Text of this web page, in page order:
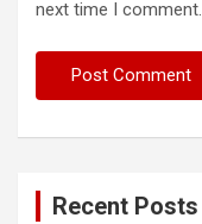
next time I comment.
Recent Posts